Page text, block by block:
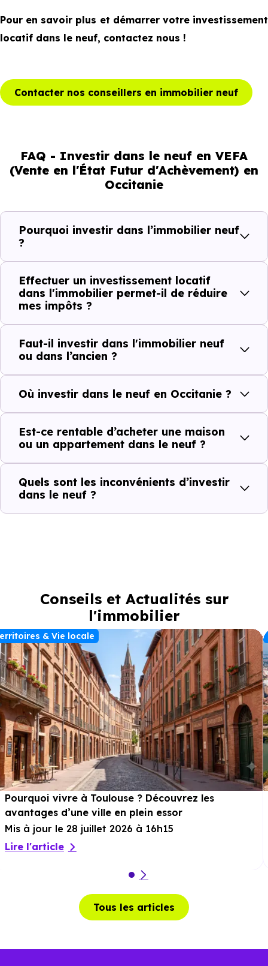
Pour en savoir plus et démarrer votre investissement
locatif dans le neuf, contactez nous !
Contacter nos conseillers en immobilier neuf
FAQ - Investir dans le neuf en VEFA
(Vente en l'État Futur d'Achèvement) en
Occitanie
Pourquoi investir dans l’immobilier neuf
?
Effectuer un investissement locatif
dans l'immobilier permet-il de réduire
mes impôts ?
Faut-il investir dans l'immobilier neuf
ou dans l’ancien ?
Où investir dans le neuf en Occitanie ?
Est-ce rentable d’acheter une maison
ou un appartement dans le neuf ?
Quels sont les inconvénients d’investir
dans le neuf ?
Conseils et Actualités sur
l'immobilier
& Vie locale
Pourquoi vivre à Toulouse ? Découvrez les
avantages d’une ville en plein essor
Mis à jour le 28 juillet 2026 à 16h15
Lire l'article
Tous les articles